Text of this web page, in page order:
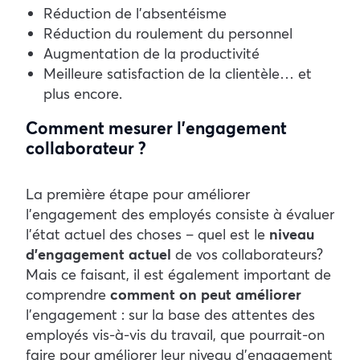
Réduction de l’absentéisme
Réduction du roulement du personnel
Augmentation de la productivité
Meilleure satisfaction de la clientèle… et
plus encore.
Comment mesurer l’engagement
collaborateur ?
La première étape pour améliorer
l’engagement des employés consiste à évaluer
l’état actuel des choses – quel est le niveau
d’engagement actuel de vos collaborateurs?
Mais ce faisant, il est également important de
comprendre comment on peut améliorer
l’engagement : sur la base des attentes des
employés vis-à-vis du travail, que pourrait-on
faire pour améliorer leur niveau d’engagement